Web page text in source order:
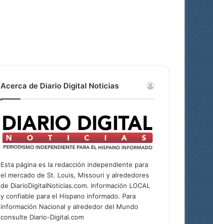
Acerca de Diario Digital Noticias
Esta página es la redacción independiente para
el mercado de St. Louis, Missouri y alrededores
de DiarioDigitalNoticias.com. Información LOCAL
y confiable para el Hispano informado. Para
información Nacional y alrededor del Mundo
consulte Diario-Digital.com